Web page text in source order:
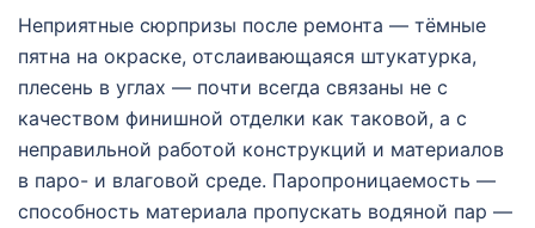
Неприятные сюрпризы после ремонта — тёмные
пятна на окраске, отслаивающаяся штукатурка,
плесень в углах — почти всегда связаны не с
качеством финишной отделки как таковой, а с
неправильной работой конструкций и материалов
в паро- и влаговой среде. Паропроницаемость —
способность материала пропускать водяной пар —